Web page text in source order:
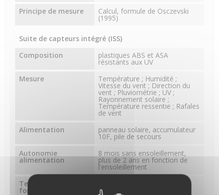
Principe de mesure Calcul, formule de Osczevski
(1995)
Suite de capteurs intégré (ISS)
Composition
plastiques ABS et ASA
résistants aux UV
Mesure
Température ; Humidité ;
Vitesse du vent ; Direction du
vent ; Pluviométrie ; UV ;
Rayonnement solaire ;
Température ressentie ; Rafales
de vent
Alimentation
panneau solaire, accumulateur
10F, pile de secours
Autonomie
alimentation
8 mois sans ensoleillement,
plus de 2 ans en fonction de
l'ensoleillement
Température de
fonctionnement